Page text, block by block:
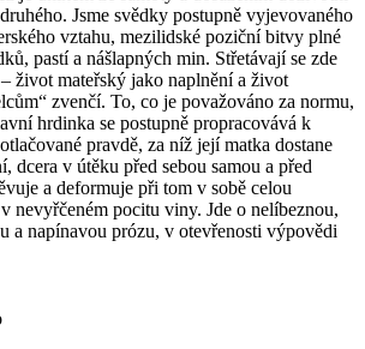
Jsme svědky postupně vyjevovaného
vztahu, mezilidské poziční bitvy plné
pastí a nášlapných min. Střetávají se zde
život mateřský jako naplnění a život
zvenčí. To, co je považováno za normu,
hrdinka se postupně propracovává k
pravdě, za níž její matka dostane
dcera v útěku před sebou samou a před
a deformuje při tom v sobě celou
nevyřčeném pocitu viny. Jde o nelíbeznou,
a napínavou prózu, v otevřenosti výpovědi